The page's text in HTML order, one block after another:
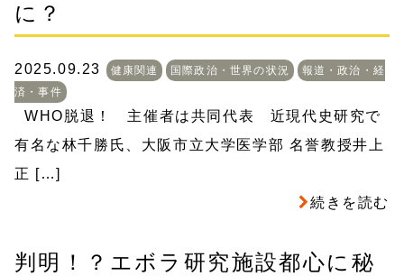
に？
2025.09.23 健康関連 国際政治・世界の状況
報道・政治・経
済・事件
WHO脱退！ 主催者は共同代表 近現代史研究で
有名な林千勝氏、大阪市立大学医学部 名誉教授井上
正 […]
続きを読む
判明！？エボラ研究施設都心に秘